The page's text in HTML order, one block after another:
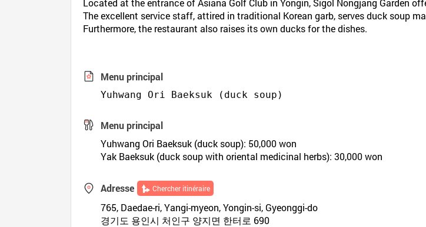
Located at the entrance of Asiana Golf Club in Yongin, Sigol Nongjang Garden
The excellent service staff, attired in traditional Korean garb, serves duck soup
Furthermore, the restaurant also raises its own ducks for the dishes.
Menu principal
Yuhwang Ori Baeksuk (duck soup)
Menu principal
Yuhwang Ori Baeksuk (duck soup): 50,000 won
Yak Baeksuk (duck soup with oriental medicinal herbs): 30,000 won
Adresse Chercher itinéraire
765, Daedae-ri, Yangi-myeon, Yongin-si, Gyeonggi-do
경기도 용인시 처인구 양지면 한터로 690